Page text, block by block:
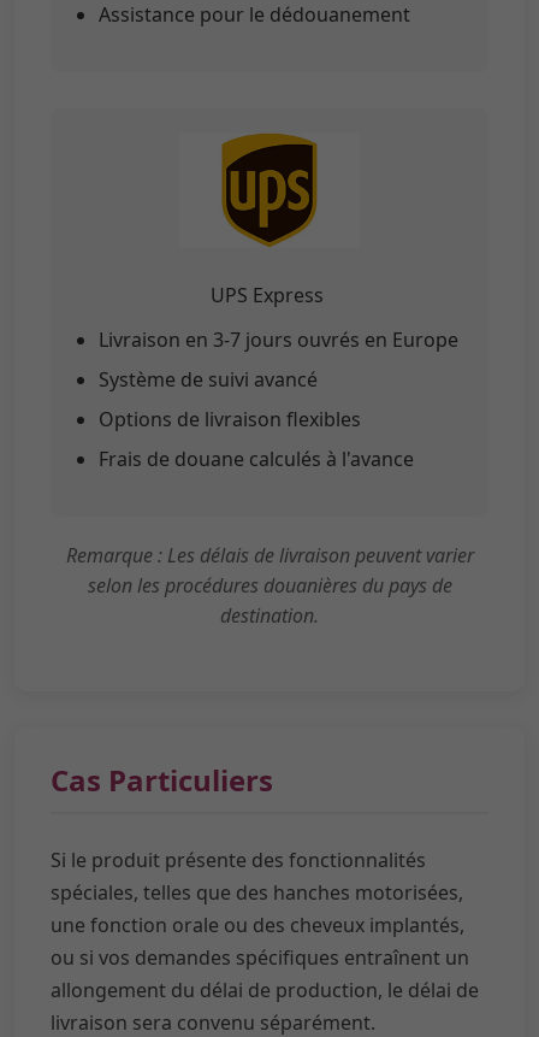
Assistance pour le dédouanement
UPS Express
Livraison en 3-7 jours ouvrés en Europe
Système de suivi avancé
Options de livraison flexibles
Frais de douane calculés à l'avance
Remarque : Les délais de livraison peuvent varier
selon les procédures douanières du pays de
destination.
Cas Particuliers
Si le produit présente des fonctionnalités
spéciales, telles que des hanches motorisées,
une fonction orale ou des cheveux implantés,
ou si vos demandes spécifiques entraînent un
allongement du délai de production, le délai de
livraison sera convenu séparément.